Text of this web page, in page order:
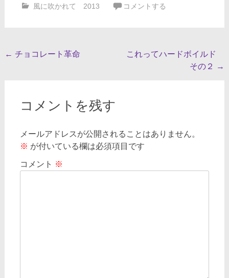
風に吹かれて 2013 コメントする
投
← チョコレート革命
これってハードボイルド
その２
→
コメントを残す
メールアドレスが公開されることはありません。
※ が付いている欄は必須項目です
コメント ※